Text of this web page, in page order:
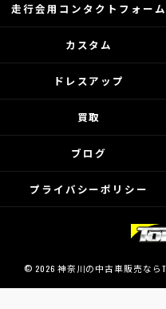
走行会用コンタクトフォーム
カスタム
ドレスアップ
買取
ブログ
プライバシーポリシー
© 2026 神奈川の中古車販売なら